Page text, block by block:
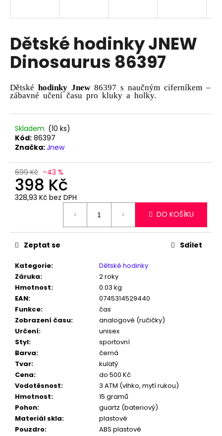
Dětské hodinky JNEW
Dinosaurus 86397
Dětské hodinky Jnew86397 s naučným ciferníkem –
zábavné učení času pro kluky a holky.
Skladem (10 ks)
Kód: 86397
Značka:Jnew
699 Kč –43 %
398 Kč
328,93 Kč bez DPH
DO KOŠÍKU
Kategorie:
Dětské hodinky
Záruka:
2 roky
Hmotnost:
0.03 kg
EAN:
0745314529440
Funkce:
čas
Zobrazení času:
analogové (ručičky)
Určení:
unisex
Styl:
sportovní
Barva:
černá
Tvar:
kulatý
Cena:
do 500 Kč
Vodotěsnost:
3 ATM (vlhko, mytí rukou)
Hmotnost:
15 gramů
Pohon:
guartz (bateriový)
Materiál skla:
plastové
Pouzdro:
ABS plastové
Zeptat se Sdílet
í
t
?
HLEDAT
o
p
o
u
m
e
HODINKY
3D
KROKOMĚREM
GT-
1150B
899
Kč
Původně:
299
Kč